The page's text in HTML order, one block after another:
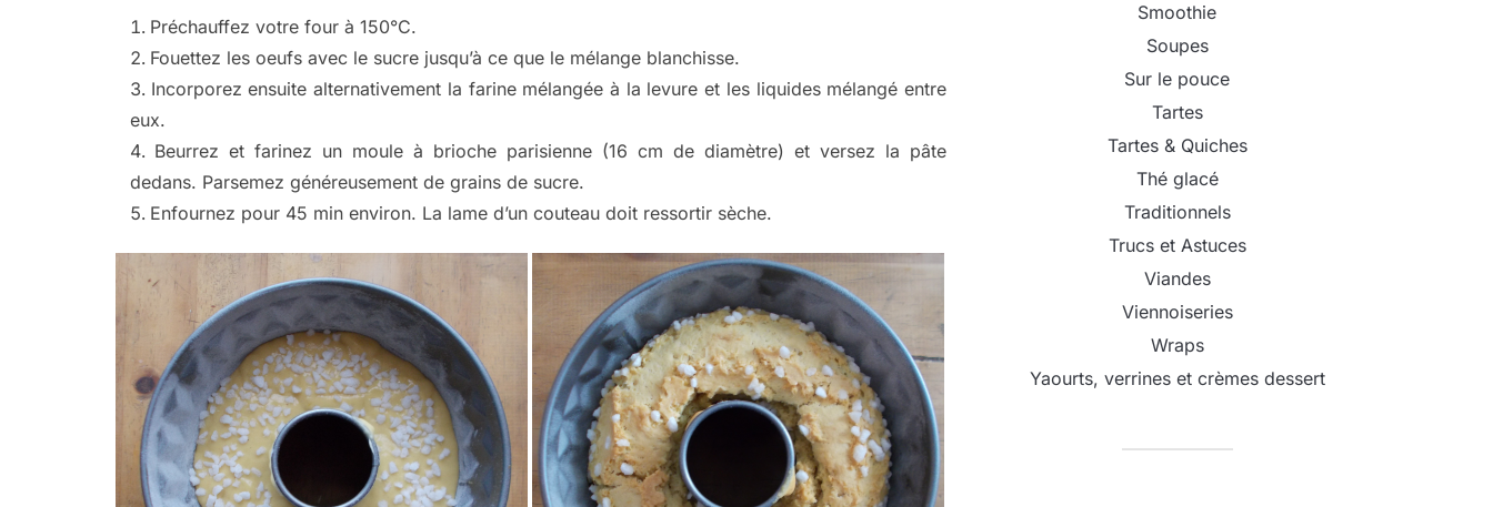
Préchauffez votre four à 150°C.
Fouettez les oeufs avec le sucre jusqu’à ce que le mélange blanchisse.
Incorporez ensuite alternativement la farine mélangée à la levure et les liquides mélangé entre
eux.
Beurrez et farinez un moule à brioche parisienne (16 cm de diamètre) et versez la pâte
dedans. Parsemez généreusement de grains de sucre.
Enfournez pour 45 min environ. La lame d’un couteau doit ressortir sèche.
Smoothie
Soupes
Sur le pouce
Tartes
Tartes & Quiches
Thé glacé
Traditionnels
Trucs et Astuces
Viandes
Viennoiseries
Wraps
Yaourts, verrines et crèmes dessert